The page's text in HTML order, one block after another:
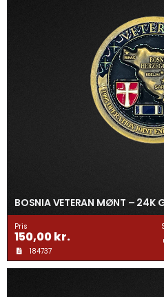
BOSNIA VETERAN MØNT – 24K
Pris
150,00kr.
184737